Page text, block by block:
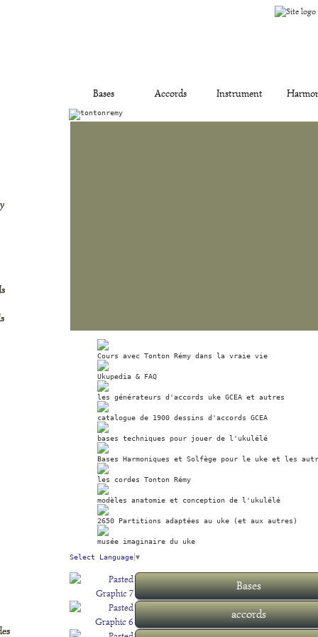
Bases Accords Instrument
Cours avec Tonton Rémy dans la vraie vie
Ukupedia & FAQ
les générateurs d'accords uke GCEA et autres
catalogue de 1900 dessins d'accords GCEA
bases techniques pour jouer de l'ukulélé
Bases Harmoniques et Solfège pour le uke et les
les cordes Tonton Rémy
modèles anatomie et conception de l'ukulélé
2650 Partitions adaptées au uke (et aux autres)
musée imaginaire du uke
Select Language ▼
Bases
Premiers pas
Tenir l'instrument
positions des accords
Emplacement des notes
S'accorder en do
Lire les diagrammes
33 accords de base
doigts utilisés
Noms des accords
retenir les accords
tempo
temps contretemps
durée des notes
Lire les tablatures
Tableau à transposer
Strumming bases
triple Strumming
Picking bases
Picking tabs
penta & blues
Campanella
Clawhammer
accords